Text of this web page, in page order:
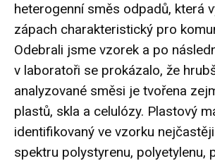
heterogenní směs odpadů, která
zápach charakteristický pro
Odebrali jsme vzorek a po
v laboratoři se prokázalo, že
analyzované směsi je tvořena
plastů, skla a celulózy. Plastový
identifikovaný ve vzorku
spektru polystyrenu, polyetylenu,